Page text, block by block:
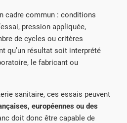
cadre commun : conditions
pression appliquée,
de cycles ou critères
qu’un résultat soit interprété
le fabricant ou
sanitaire, ces essais peuvent
européennes ou des
doit donc être capable de